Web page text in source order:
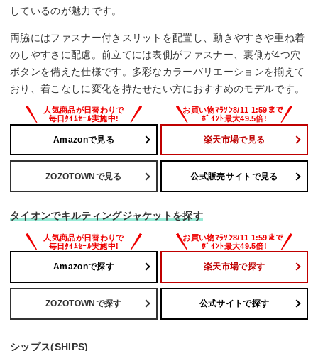
しているのが魅力です。
両脇にはファスナー付きスリットを配置し、動きやすさや重ね着
のしやすさに配慮。前立てには表側がファスナー、裏側が4つ穴
ボタンを備えた仕様です。多彩なカラーバリエーションを揃えて
おり、着こなしに変化を持たせたい方におすすめのモデルです。
Amazonで見る 楽天市場で見る
ZOZOTOWNで見る 公式販売サイトで見る
タイオンでキルティングジャケットを探す
Amazonで探す 楽天市場で探す
ZOZOTOWNで探す 公式サイトで探す
シップス(SHIPS)